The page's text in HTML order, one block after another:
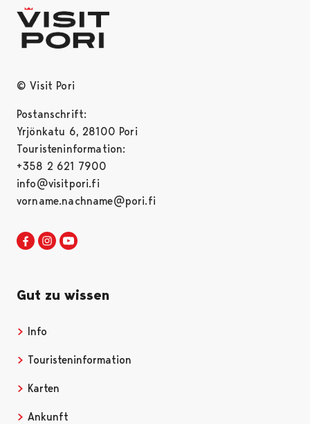
© Visit Pori
Postanschrift:
Yrjönkatu 6, 28100 Pori
Touristeninformation:
+358 2 621 7900
info@visitpori.fi
vorname.nachname@pori.fi
Visit Pori in Facebook
Opens in a new tab
Visit Pori in Instagram
Opens in a new tab
Gut zu wissen
Info
Touristeninformation
Karten
Ankunft